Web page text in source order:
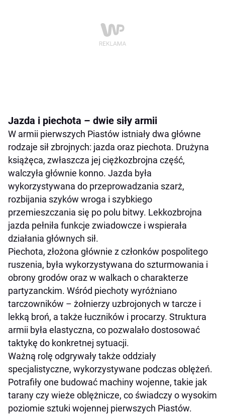
Jazda i piechota – dwie siły armii
W armii pierwszych Piastów istniały dwa główne
rodzaje sił zbrojnych: jazda oraz piechota. Drużyna
książęca, zwłaszcza jej ciężkozbrojna część,
walczyła głównie konno. Jazda była
wykorzystywana do przeprowadzania szarż,
rozbijania szyków wroga i szybkiego
przemieszczania się po polu bitwy. Lekkozbrojna
jazda pełniła funkcje zwiadowcze i wspierała
działania głównych sił.
Piechota, złożona głównie z członków pospolitego
ruszenia, była wykorzystywana do szturmowania i
obrony grodów oraz w walkach o charakterze
partyzanckim. Wśród piechoty wyróżniano
tarczowników – żołnierzy uzbrojonych w tarcze i
lekką broń, a także łuczników i procarzy. Struktura
armii była elastyczna, co pozwalało dostosować
taktykę do konkretnej sytuacji.
Ważną rolę odgrywały także oddziały
specjalistyczne, wykorzystywane podczas oblężeń.
Potrafiły one budować machiny wojenne, takie jak
tarany czy wieże oblężnicze, co świadczy o wysokim
poziomie sztuki wojennej pierwszych Piastów.